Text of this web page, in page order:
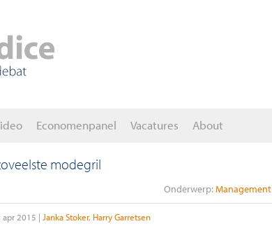
Economenpanel Vacatures About
modegril
Onderwerp:
apr 2015 Janka Stoker Harry Garretsen